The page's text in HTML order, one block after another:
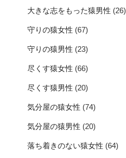
大きな志をもった猿男性 (26)
守りの猿女性 (67)
守りの猿男性 (23)
尽くす猿女性 (66)
尽くす猿男性 (20)
気分屋の猿女性 (74)
気分屋の猿男性 (20)
落ち着きのない猿女性 (64)